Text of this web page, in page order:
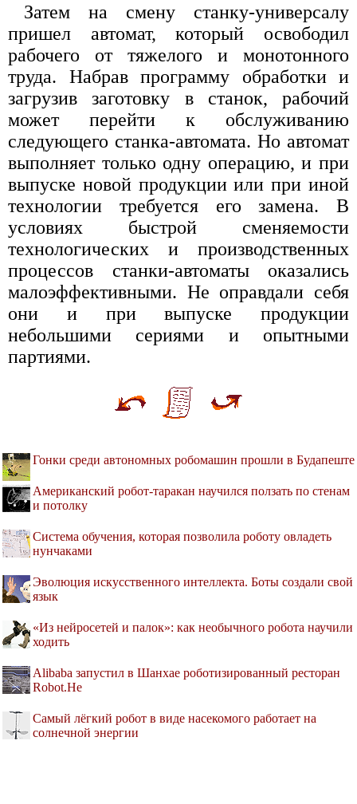
Затем на смену станку-универсалу
пришел автомат, который освободил
рабочего от тяжелого и монотонного
труда. Набрав программу обработки и
загрузив заготовку в станок, рабочий
может перейти к обслуживанию
следующего станка-автомата. Но автомат
выполняет только одну операцию, и при
выпуске новой продукции или при иной
технологии требуется его замена. В
условиях быстрой сменяемости
технологических и производственных
процессов станки-автоматы оказались
малоэффективными. Не оправдали себя
они и при выпуске продукции
небольшими сериями и опытными
партиями.
Гонки среди автономных робомашин прошли в Будапеште
Американский робот-таракан научился ползать по стенам
и потолку
Система обучения, которая позволила роботу овладеть
нунчаками
Эволюция искусственного интеллекта. Боты создали свой
язык
«Из нейросетей и палок»: как необычного робота научили
ходить
Alibaba запустил в Шанхае роботизированный ресторан
Robot.He
Самый лёгкий робот в виде насекомого работает на
солнечной энергии